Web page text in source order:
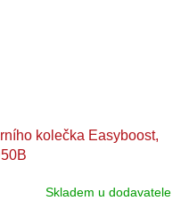
kolečka Easyboost,
Skladem u dodavatele